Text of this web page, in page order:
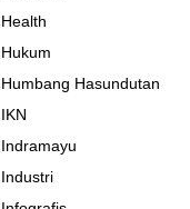
Health
Hukum
Humbang Hasundutan
IKN
Indramayu
Industri